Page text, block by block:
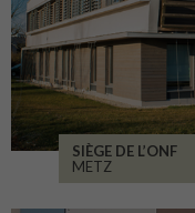
SIÈGE DE L’ONF
METZ